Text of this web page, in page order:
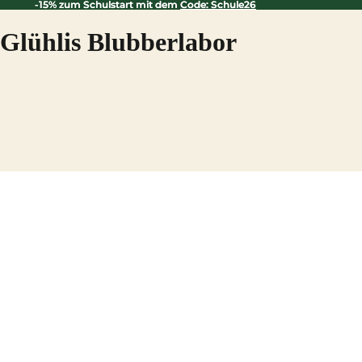
-15% zum Schulstart mit dem Code: Schule26
-15% zum Schulstart mit dem Code: Schule26
Glühlis Blubberlabor